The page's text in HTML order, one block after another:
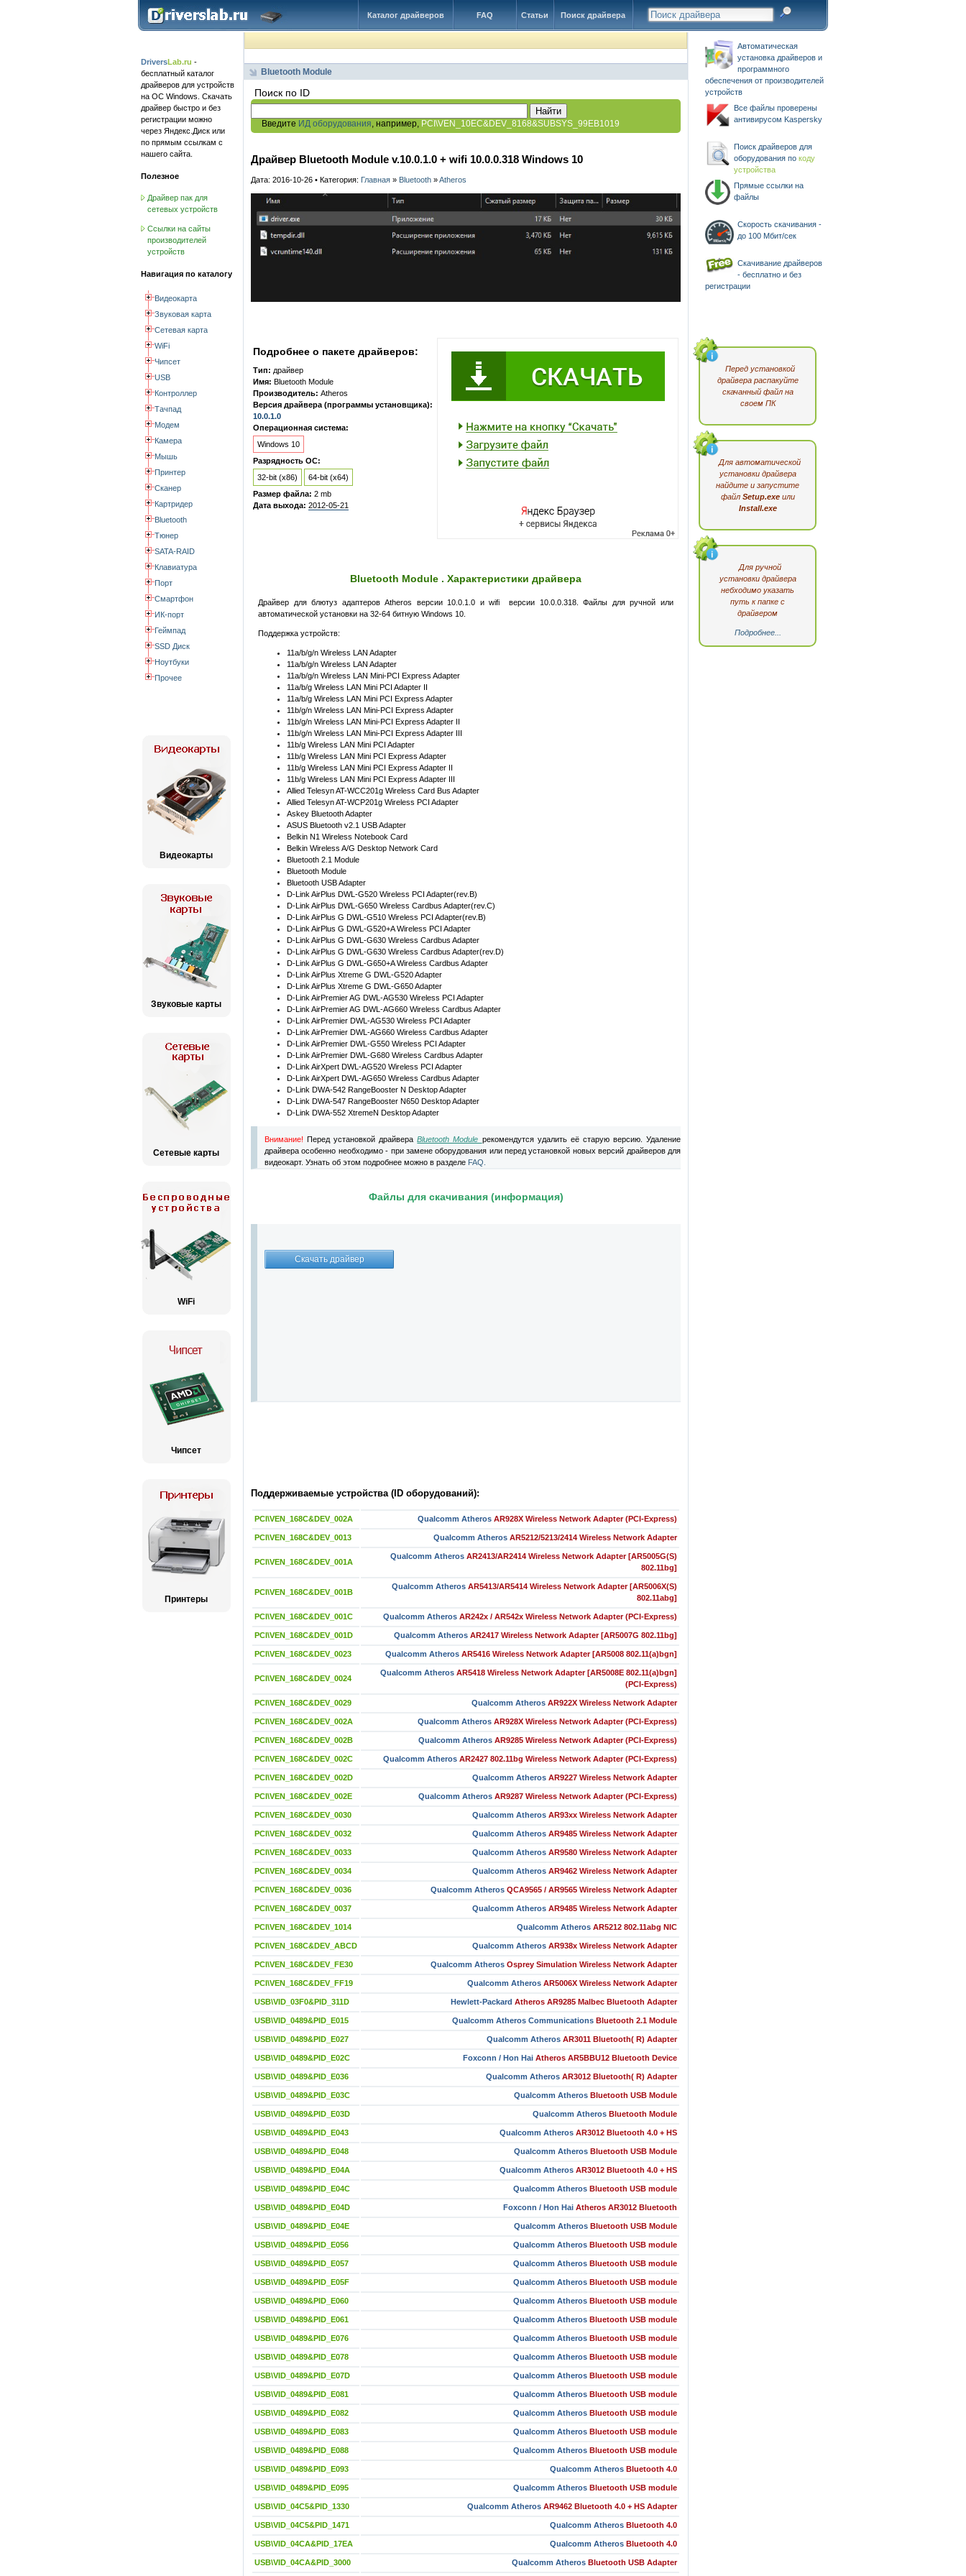
Поиск драйвера
Статьи
FAQ
Каталог драйверов
DriversLab.ru -
бесплатный каталог
драйверов для устройств
на ОС Windows. Скачать
драйвер быстро и без
регистрации можно
через Яндекс.Диск или
по прямым ссылкам с
нашего сайта.
Полезное
Драйвер пак для
сетевых устройств
Ссылки на сайты
производителей
устройств
Навигация по каталогу
Видеокарта
Звуковая карта
Сетевая карта
WiFi
Чипсет
USB
Контроллер
Тачпад
Модем
Камера
Мышь
Принтер
Сканер
Картридер
Bluetooth
Тюнер
SATA-RAID
Клавиатура
Порт
Смартфон
ИК-порт
Геймпад
SSD Диск
Ноутбуки
Прочее
Видеокарты
Звуковые карты
Сетевые карты
WiFi
Чипсет
Принтеры
Автоматическая
установка драйверов и
программного
обеспечения от производителей
устройств
Все файлы проверены
антивирусом Kaspersky
Поиск драйверов для
оборудования по коду
устройства
Прямые ссылки на
файлы
Скорость скачивания -
до 100 Мбит/сек
Скачивание драйверов
- бесплатно и без
регистрации
Перед установкой
драйвера распакуйте
скачанный файл на
своем ПК
Для автоматической
установки драйвера
найдите и запустите
файл Setup.exeили
Install.exe
Для ручной
установки драйвера
небходимо указать
путь к папке с
драйвером
Подробнее...
Bluetooth Module
Поиск по ID
Введите ИД оборудования, например, PCI\VEN_10EC&DEV_8168&SUBSYS_99EB1019
Драйвер Bluetooth Module v.10.0.1.0 + wifi 10.0.0.318 Windows 10
Дата: 2016-10-26 • Категория: Главная » Bluetooth »Atheros
Подробнее о пакете драйверов:
Тип: драйвер
Имя: Bluetooth Module
Производитель: Atheros
Версия драйвера (программы установщика):
10.0.1.0
Операционная система:
Windows 10
Разрядность ОС:
32-bit (x86)
64-bit (x64)
Размер файла: 2 mb
Дата выхода: 2012-05-21
Bluetooth Module . Характеристики драйвера
Драйвер для блютуз адаптеров Atheros версии 10.0.1.0 и wifi версии 10.0.0.318. Файлы для ручной или
автоматической установки на 32-64 битную Windows 10.
Поддержка устройств:
11a/b/g/n Wireless LAN Adapter
11a/b/g/n Wireless LAN Adapter
11a/b/g/n Wireless LAN Mini-PCI Express Adapter
11a/b/g Wireless LAN Mini PCI Adapter II
11a/b/g Wireless LAN Mini PCI Express Adapter
11b/g/n Wireless LAN Mini-PCI Express Adapter
11b/g/n Wireless LAN Mini-PCI Express Adapter II
11b/g/n Wireless LAN Mini-PCI Express Adapter III
11b/g Wireless LAN Mini PCI Adapter
11b/g Wireless LAN Mini PCI Express Adapter
11b/g Wireless LAN Mini PCI Express Adapter II
11b/g Wireless LAN Mini PCI Express Adapter III
Allied Telesyn AT-WCC201g Wireless Card Bus Adapter
Allied Telesyn AT-WCP201g Wireless PCI Adapter
Askey Bluetooth Adapter
ASUS Bluetooth v2.1 USB Adapter
Belkin N1 Wireless Notebook Card
Belkin Wireless A/G Desktop Network Card
Bluetooth 2.1 Module
Bluetooth Module
Bluetooth USB Adapter
D-Link AirPlus DWL-G520 Wireless PCI Adapter(rev.B)
D-Link AirPlus DWL-G650 Wireless Cardbus Adapter(rev.C)
D-Link AirPlus G DWL-G510 Wireless PCI Adapter(rev.B)
D-Link AirPlus G DWL-G520+A Wireless PCI Adapter
D-Link AirPlus G DWL-G630 Wireless Cardbus Adapter
D-Link AirPlus G DWL-G630 Wireless Cardbus Adapter(rev.D)
D-Link AirPlus G DWL-G650+A Wireless Cardbus Adapter
D-Link AirPlus Xtreme G DWL-G520 Adapter
D-Link AirPlus Xtreme G DWL-G650 Adapter
D-Link AirPremier AG DWL-AG530 Wireless PCI Adapter
D-Link AirPremier AG DWL-AG660 Wireless Cardbus Adapter
D-Link AirPremier DWL-AG530 Wireless PCI Adapter
D-Link AirPremier DWL-AG660 Wireless Cardbus Adapter
D-Link AirPremier DWL-G550 Wireless PCI Adapter
D-Link AirPremier DWL-G680 Wireless Cardbus Adapter
D-Link AirXpert DWL-AG520 Wireless PCI Adapter
D-Link AirXpert DWL-AG650 Wireless Cardbus Adapter
D-Link DWA-542 RangeBooster N Desktop Adapter
D-Link DWA-547 RangeBooster N650 Desktop Adapter
D-Link DWA-552 XtremeN Desktop Adapter
Внимание! Перед установкой драйвераBluetooth Module рекомендутся удалить её старую версию. Удаление
драйвера особенно необходимо - при замене оборудования или перед установкой новых версий драйверов для
видеокарт. Узнать об этом подробнее можно в разделе FAQ.
Файлы для скачивания (информация)
Поддерживаемые устройства (ID оборудований):
PCI\VEN_168C&DEV_002A Qualcomm Atheros AR928X Wireless Network Adapter (PCI-Express)
PCI\VEN_168C&DEV_0013 Qualcomm Atheros AR5212/5213/2414 Wireless Network Adapter
PCI\VEN_168C&DEV_001A
Qualcomm Atheros AR2413/AR2414 Wireless Network Adapter [AR5005G(S)
802.11bg]
PCI\VEN_168C&DEV_001B
Qualcomm Atheros AR5413/AR5414 Wireless Network Adapter [AR5006X(S)
802.11abg]
PCI\VEN_168C&DEV_001C Qualcomm Atheros AR242x / AR542x Wireless Network Adapter (PCI-Express)
PCI\VEN_168C&DEV_001D Qualcomm Atheros AR2417 Wireless Network Adapter [AR5007G 802.11bg]
PCI\VEN_168C&DEV_0023 Qualcomm Atheros AR5416 Wireless Network Adapter [AR5008 802.11(a)bgn]
PCI\VEN_168C&DEV_0024
Qualcomm Atheros AR5418 Wireless Network Adapter [AR5008E 802.11(a)bgn]
(PCI-Express)
PCI\VEN_168C&DEV_0029 Qualcomm Atheros AR922X Wireless Network Adapter
PCI\VEN_168C&DEV_002A Qualcomm Atheros AR928X Wireless Network Adapter (PCI-Express)
PCI\VEN_168C&DEV_002B Qualcomm Atheros AR9285 Wireless Network Adapter (PCI-Express)
PCI\VEN_168C&DEV_002C Qualcomm Atheros AR2427 802.11bg Wireless Network Adapter (PCI-Express)
PCI\VEN_168C&DEV_002D Qualcomm Atheros AR9227 Wireless Network Adapter
PCI\VEN_168C&DEV_002E Qualcomm Atheros AR9287 Wireless Network Adapter (PCI-Express)
PCI\VEN_168C&DEV_0030 Qualcomm Atheros AR93xx Wireless Network Adapter
PCI\VEN_168C&DEV_0032 Qualcomm Atheros AR9485 Wireless Network Adapter
PCI\VEN_168C&DEV_0033 Qualcomm Atheros AR9580 Wireless Network Adapter
PCI\VEN_168C&DEV_0034 Qualcomm Atheros AR9462 Wireless Network Adapter
PCI\VEN_168C&DEV_0036 Qualcomm Atheros QCA9565 / AR9565 Wireless Network Adapter
PCI\VEN_168C&DEV_0037 Qualcomm Atheros AR9485 Wireless Network Adapter
PCI\VEN_168C&DEV_1014 Qualcomm Atheros AR5212 802.11abg NIC
PCI\VEN_168C&DEV_ABCD Qualcomm Atheros AR938x Wireless Network Adapter
PCI\VEN_168C&DEV_FE30 Qualcomm Atheros Osprey Simulation Wireless Network Adapter
PCI\VEN_168C&DEV_FF19 Qualcomm Atheros AR5006X Wireless Network Adapter
USB\VID_03F0&PID_311D Hewlett-Packard Atheros AR9285 Malbec Bluetooth Adapter
USB\VID_0489&PID_E015 Qualcomm Atheros Communications Bluetooth 2.1 Module
USB\VID_0489&PID_E027 Qualcomm Atheros AR3011 Bluetooth( R) Adapter
USB\VID_0489&PID_E02C Foxconn / Hon Hai Atheros AR5BBU12 Bluetooth Device
USB\VID_0489&PID_E036 Qualcomm Atheros AR3012 Bluetooth( R) Adapter
USB\VID_0489&PID_E03C Qualcomm Atheros Bluetooth USB Module
USB\VID_0489&PID_E03D Qualcomm Atheros Bluetooth Module
USB\VID_0489&PID_E043 Qualcomm Atheros AR3012 Bluetooth 4.0 + HS
USB\VID_0489&PID_E048 Qualcomm Atheros Bluetooth USB Module
USB\VID_0489&PID_E04A Qualcomm Atheros AR3012 Bluetooth 4.0 + HS
USB\VID_0489&PID_E04C Qualcomm Atheros Bluetooth USB module
USB\VID_0489&PID_E04D Foxconn / Hon Hai Atheros AR3012 Bluetooth
USB\VID_0489&PID_E04E Qualcomm Atheros Bluetooth USB Module
USB\VID_0489&PID_E056 Qualcomm Atheros Bluetooth USB module
USB\VID_0489&PID_E057 Qualcomm Atheros Bluetooth USB module
USB\VID_0489&PID_E05F Qualcomm Atheros Bluetooth USB module
USB\VID_0489&PID_E060 Qualcomm Atheros Bluetooth USB module
USB\VID_0489&PID_E061 Qualcomm Atheros Bluetooth USB module
USB\VID_0489&PID_E076 Qualcomm Atheros Bluetooth USB module
USB\VID_0489&PID_E078 Qualcomm Atheros Bluetooth USB module
USB\VID_0489&PID_E07D Qualcomm Atheros Bluetooth USB module
USB\VID_0489&PID_E081 Qualcomm Atheros Bluetooth USB module
USB\VID_0489&PID_E082 Qualcomm Atheros Bluetooth USB module
USB\VID_0489&PID_E083 Qualcomm Atheros Bluetooth USB module
USB\VID_0489&PID_E088 Qualcomm Atheros Bluetooth USB module
USB\VID_0489&PID_E093 Qualcomm Atheros Bluetooth 4.0
USB\VID_0489&PID_E095 Qualcomm Atheros Bluetooth USB module
USB\VID_04C5&PID_1330 Qualcomm Atheros AR9462 Bluetooth 4.0 + HS Adapter
USB\VID_04C5&PID_1471 Qualcomm Atheros Bluetooth 4.0
USB\VID_04CA&PID_17EA Qualcomm Atheros Bluetooth 4.0
USB\VID_04CA&PID_3000 Qualcomm Atheros Bluetooth USB Adapter